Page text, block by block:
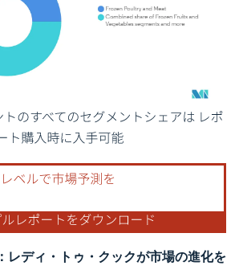
。再利用にはCC BY 4.0の表示が必要です。
レディ・トゥ・クックが市場の進化を